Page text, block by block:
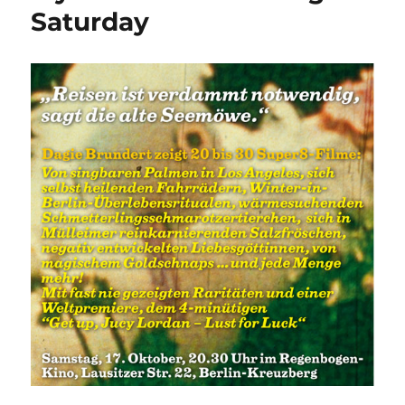
Saturday